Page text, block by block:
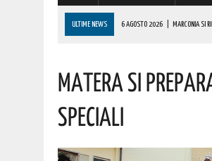
ULTIME NEWS 6 AGOSTO 2026 MARCONIA SI
6 AGOSTO 2026 VALSINNI CELEBRA LA POETESSA
6 AGOSTO 2026
Matera Si
Speciali